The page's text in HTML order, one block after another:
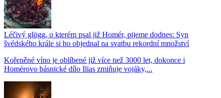
Léčivý glögg, o kterém psal již Homér, pijeme dodnes: Syn
švédského krále si ho objednal na svatbu rekordní množství
Kořeněné víno je oblíbené již více než 3000 let, dokonce i
Homérovo básnické dílo Ilias zmiňuje vojáky,...